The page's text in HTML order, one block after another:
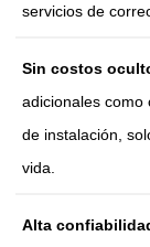
servicios de
Sin costos
adicionales como
de instalación,
vida.
Alta